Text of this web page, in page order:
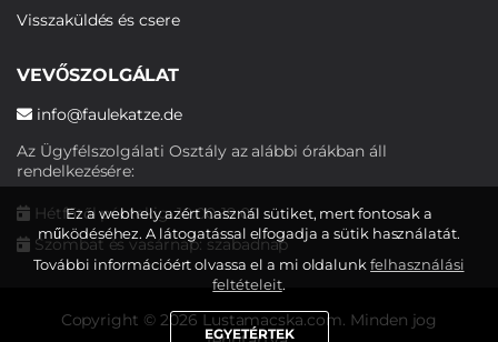
Visszaküldés és csere
VEVŐSZOLGÁLAT
info@faulekatze.de
Az Ügyfélszolgálati Osztály az alábbi órákban áll
rendelkezésére:
Hétfőtől péntekig: 10:00-19:00
Szombat és vasárnap: szabadnap
Copyright © 2026 Lustamacska.com. Minden jog
Ez a webhely azért használ sütiket, mert fontosak a
működéséhez. A látogatással elfogadja a sütik használatát.
További információért olvassa el a mi oldalunkfelhasználási
feltételeit.
EGYETÉRTEK